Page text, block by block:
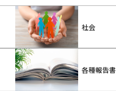
社会
各種報告書